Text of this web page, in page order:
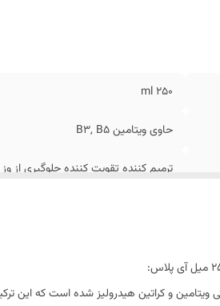
۲۵۰ ml
حاوی ویتامین B3, B5
ترمیم کننده تقویت کننده جلوگیری از
ویتامین و کراتین هیدرولیز شده است که این